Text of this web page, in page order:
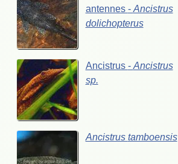
antennes - Ancistrus
dolichopterus
Ancistrus - Ancistrus
sp.
Ancistrus tamboensis